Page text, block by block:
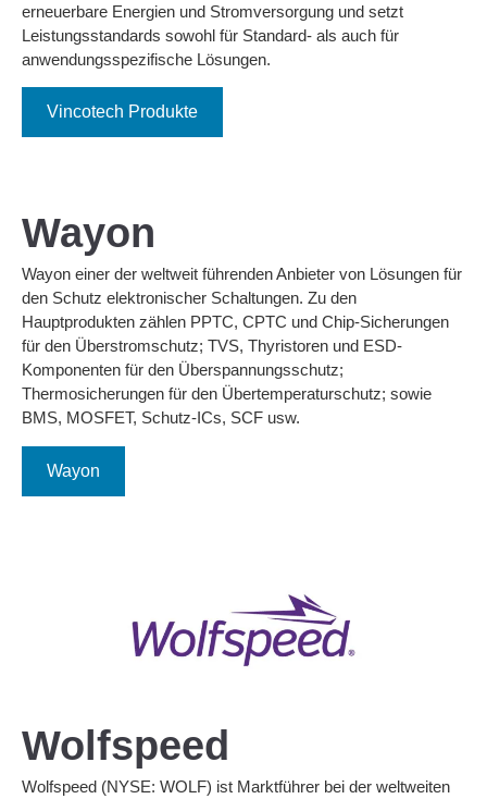
erneuerbare Energien und Stromversorgung und setzt
Leistungsstandards sowohl für Standard- als auch für
anwendungsspezifische Lösungen.
Vincotech Produkte
Wayon
Wayon einer der weltweit führenden Anbieter von Lösungen für
den Schutz elektronischer Schaltungen. Zu den
Hauptprodukten zählen PPTC, CPTC und Chip-Sicherungen
für den Überstromschutz; TVS, Thyristoren und ESD-
Komponenten für den Überspannungsschutz;
Thermosicherungen für den Übertemperaturschutz; sowie
BMS, MOSFET, Schutz-ICs, SCF usw.
Wayon
Wolfspeed
Wolfspeed (NYSE: WOLF) ist Marktführer bei der weltweiten